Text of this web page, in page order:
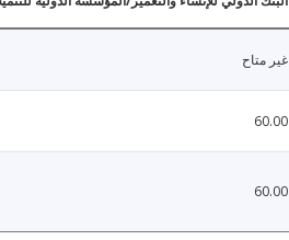
غير متاح
60.00
60.00